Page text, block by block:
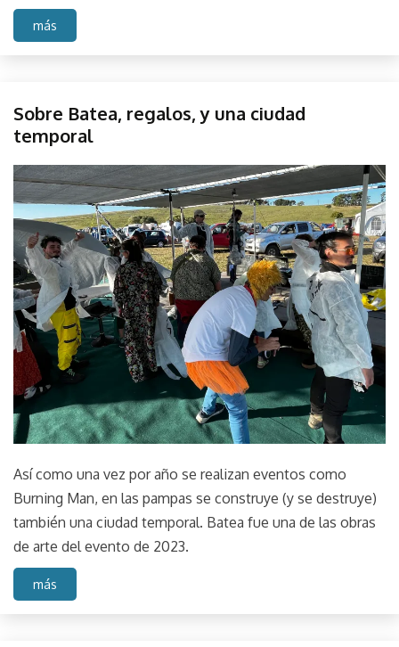
más
Campo
Austral
Sonido
Sound
Taller
Tandil
Sobre Batea, regalos, y una ciudad
temporal
febrero
27,
2023
parselis
Así como una vez por año se realizan eventos como
Burning Man, en las pampas se construye (y se destruye)
también una ciudad temporal. Batea fue una de las obras
de arte del evento de 2023.
más